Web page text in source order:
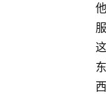
他
服
这
东
西